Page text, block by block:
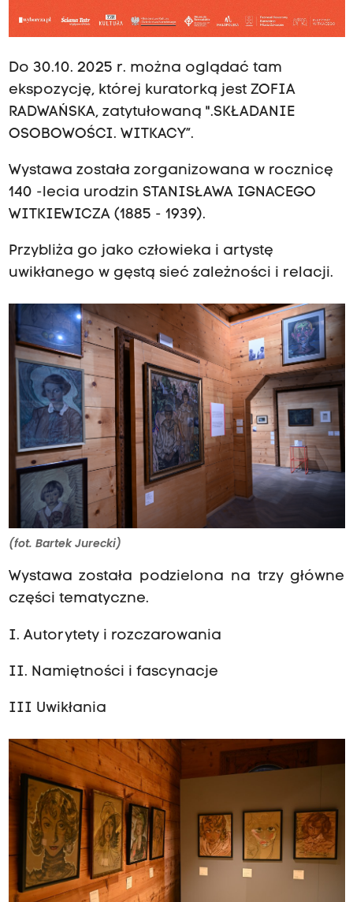
Do 30.10. 2025 r. można oglądać tam
ekspozycję, której kuratorką jest ZOFIA
RADWAŃSKA, zatytułowaną ".SKŁADANIE
OSOBOWOŚCI. WITKACY”.
Wystawa została zorganizowana w rocznicę
140 -lecia urodzin STANISŁAWA IGNACEGO
WITKIEWICZA (1885 - 1939).
Przybliża go jako człowieka i artystę
uwikłanego w gęstą sieć zależności i relacji.
(fot. Bartek Jurecki)
Wystawa została podzielona na trzy główne
części tematyczne.
I. Autorytety i rozczarowania
II. Namiętności i fascynacje
III Uwikłania